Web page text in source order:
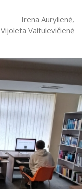
Irena Aurylienė,
Vijoleta Vaitulevičienė